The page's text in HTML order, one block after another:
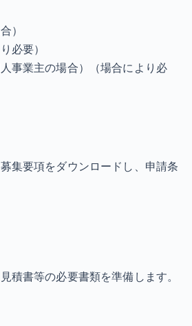
）
必要）
事業主の場合）
（場合により必
集要項をダウンロードし、申請条
積書等の必要書類を準備します。